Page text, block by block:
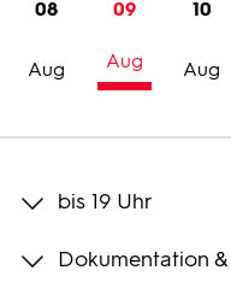
08
Aug
09
Aug
10
Aug
bis 19 Uhr
Dokumentation